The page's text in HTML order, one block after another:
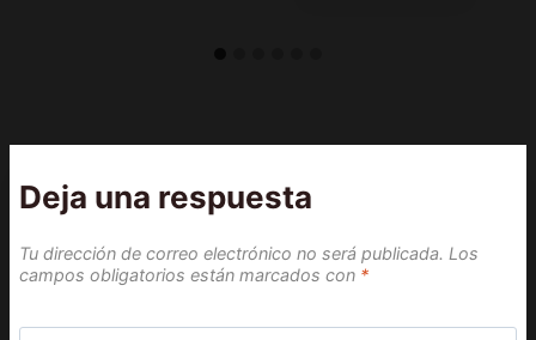
Deja una respuesta
Tu dirección de correo electrónico no será publicada. Los
campos obligatorios están marcados con *